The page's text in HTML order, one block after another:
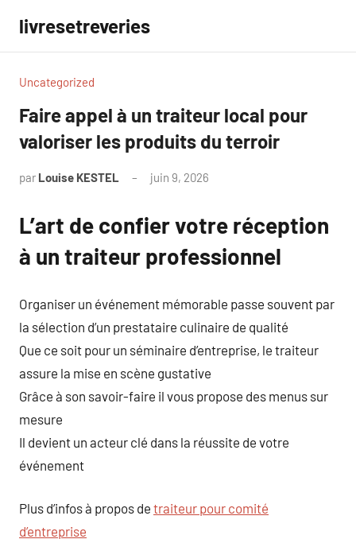
contenu
livresetreveries
Uncategorized
Faire appel à un traiteur local pour
valoriser les produits du terroir
par Louise KESTEL juin 9, 2026
L’art de confier votre réception
à un traiteur professionnel
Organiser un événement mémorable passe souvent par
la sélection d’un prestataire culinaire de qualité
Que ce soit pour un séminaire d’entreprise, le traiteur
assure la mise en scène gustative
Grâce à son savoir-faire il vous propose des menus sur
mesure
Il devient un acteur clé dans la réussite de votre
événement
Plus d’infos à propos de traiteur pour comité
d’entreprise